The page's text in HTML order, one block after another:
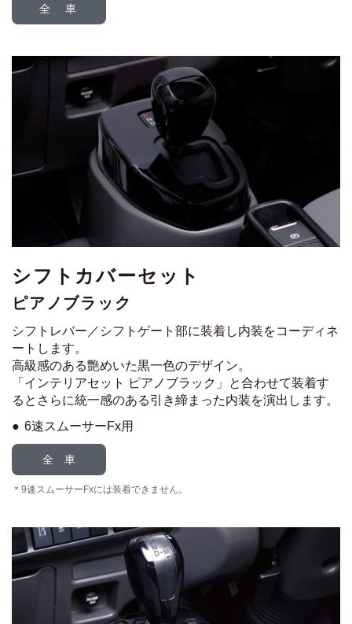
全 車
シフトカバーセット
ピアノブラック
シフトレバー／シフトゲート部に装着し内装をコーディネ
ートします。
高級感のある艶めいた黒一色のデザイン。
「インテリアセット ピアノブラック」と合わせて装着す
ると さらに統一感のある引き締まった内装を演出します。
6速スムーサーFx用
全 車
9速スムーサーFxには装着できません。